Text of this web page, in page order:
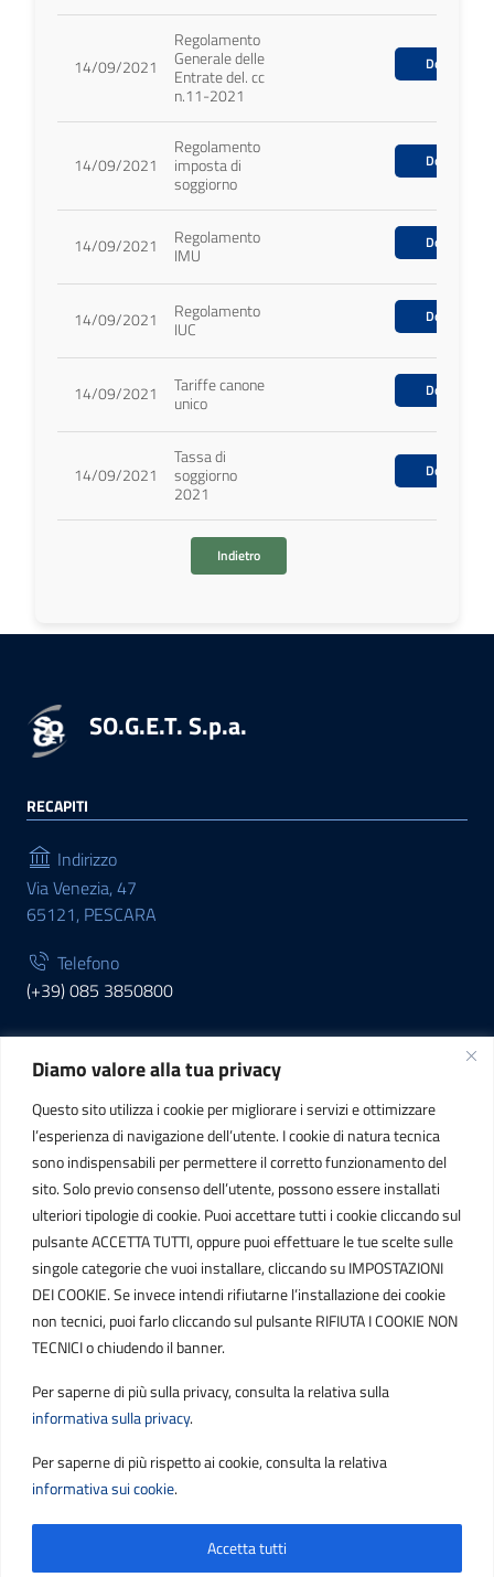
Diamo valore alla tua privacy
Questo sito utilizza i cookie per migliorare i servizi e ottimizzare
l’esperienza di navigazione dell’utente. I cookie di natura tecnica
sono indispensabili per permettere il corretto funzionamento del
sito. Solo previo consenso dell’utente, possono essere installati
ulteriori tipologie di cookie. Puoi accettare tutti i cookie cliccando sul
pulsante ACCETTA TUTTI, oppure puoi effettuare le tue scelte sulle
singole categorie che vuoi installare, cliccando su IMPOSTAZIONI
DEI COOKIE. Se invece intendi rifiutarne l’installazione dei cookie
non tecnici, puoi farlo cliccando sul pulsante RIFIUTA I COOKIE NON
TECNICI o chiudendo il banner.
Per saperne di più sulla privacy, consulta la relativa sulla
informativa sulla privacy.
Per saperne di più rispetto ai cookie, consulta la relativa
informativa sui cookie.
Accetta tutti
14/09/2021
Regolamento
Generale delle
Entrate del. cc
n.11-2021
Download
14/09/2021
Regolamento
imposta di
soggiorno
Download
14/09/2021 Regolamento
IMU
Download
14/09/2021 Regolamento
IUC
Download
14/09/2021 Tariffe canone
unico
Download
14/09/2021
Tassa di
soggiorno
2021
Download
Indietro
SO.G.E.T. S.p.a.
RECAPITI
Indirizzo
Via Venezia, 47
65121, PESCARA
Telefono
(+39) 085 3850800
INFORMAZIONI
C.F. / P.IVA
IT01807790686
POSTA ELETTRONICA
PEC
protocollo.sogetspa@pec.it
contribuenti@sogetspa.it
SEGUICI SU